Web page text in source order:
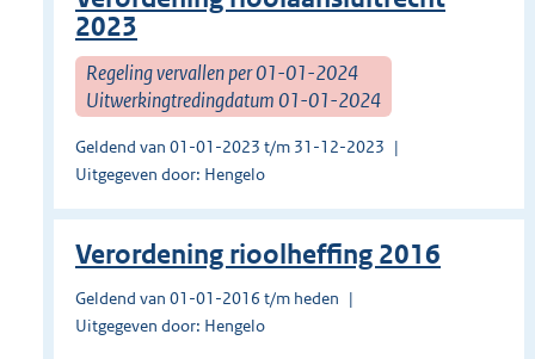
2023
Regeling vervallen per 01-01-2024
Uitwerkingtredingdatum 01-01-2024
Geldend van 01-01-2023 t/m 31-12-2023
Uitgegeven door: Hengelo
Verordening rioolheffing 2016
Geldend van 01-01-2016 t/m heden
Uitgegeven door: Hengelo